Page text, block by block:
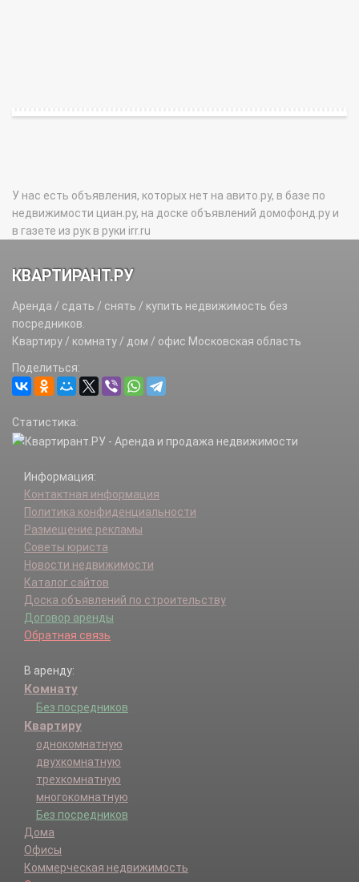
У нас есть объявления, которых нет на авито.ру, в базе по
недвижимости циан.ру, на доске объявлений домофонд.ру и
в газете из рук в руки irr.ru
КВАРТИРАНТ.РУ
Аренда / сдать / снять / купить недвижимость без
посредников.
Квартиру / комнату / дом / офис Московская область
Поделиться:
Статистика:
Информация:
Контактная информация
Политика конфиденциальности
Размещение рекламы
Советы юриста
Новости недвижимости
Каталог сайтов
Доска объявлений по строительству
Договор аренды
Обратная связь
В аренду:
Комнату
Без посредников
Квартиру
однокомнатную
двухкомнатную
трехкомнатную
многокомнатную
Без посредников
Дома
Офисы
Коммерческая недвижимость